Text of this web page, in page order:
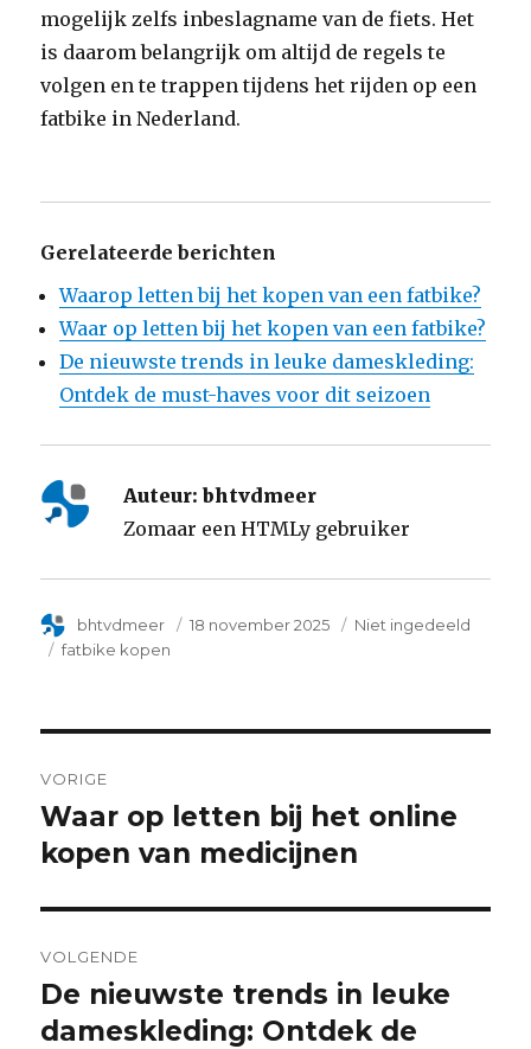
mogelijk zelfs inbeslagname van de fiets. Het
is daarom belangrijk om altijd de regels te
volgen en te trappen tijdens het rijden op een
fatbike in Nederland.
Gerelateerde berichten
Waarop letten bij het kopen van een fatbike?
Waar op letten bij het kopen van een fatbike?
De nieuwste trends in leuke dameskleding:
Ontdek de must-haves voor dit seizoen
Auteur: bhtvdmeer
Zomaar een HTMLy gebruiker
Author
bhtvdmeer
Posted
18 november 2025 Categorie
Niet ingedeeld
Tags
fatbike kopen
navigation
VORIGE
Previous
post:
Waar op letten bij het online
kopen van medicijnen
VOLGENDE
Next
post:
De nieuwste trends in leuke
dameskleding: Ontdek de